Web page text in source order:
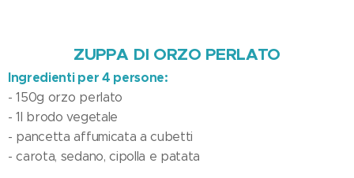
ZUPPA DI ORZO PERLATO
Ingredienti per 4 persone:
- 150g orzo perlato
- 1l brodo vegetale
- pancetta affumicata a cubetti
- carota, sedano, cipolla e patata